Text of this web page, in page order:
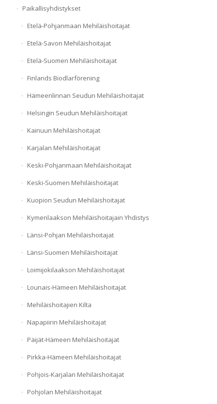
Paikallisyhdistykset
Etelä-Pohjanmaan Mehiläishoitajat
Etelä-Savon Mehiläishoitajat
Etelä-Suomen Mehiläishoitajat
Finlands Biodlarförening
Hämeenlinnan Seudun Mehiläishoitajat
Helsingin Seudun Mehiläishoitajat
Kainuun Mehiläishoitajat
Karjalan Mehiläishoitajat
Keski-Pohjanmaan Mehiläishoitajat
Keski-Suomen Mehiläishoitajat
Kuopion Seudun Mehiläishoitajat
Kymenlaakson Mehiläishoitajain Yhdistys
Länsi-Pohjan Mehiläishoitajat
Länsi-Suomen Mehiläishoitajat
Loimijokilaakson Mehiläishoitajat
Lounais-Hämeen Mehiläishoitajat
Mehiläishoitajien Kilta
Napapiirin Mehiläishoitajat
Päijät-Hämeen Mehiläishoitajat
Pirkka-Hämeen Mehiläishoitajat
Pohjois-Karjalan Mehiläishoitajat
Pohjolan Mehiläishoitajat